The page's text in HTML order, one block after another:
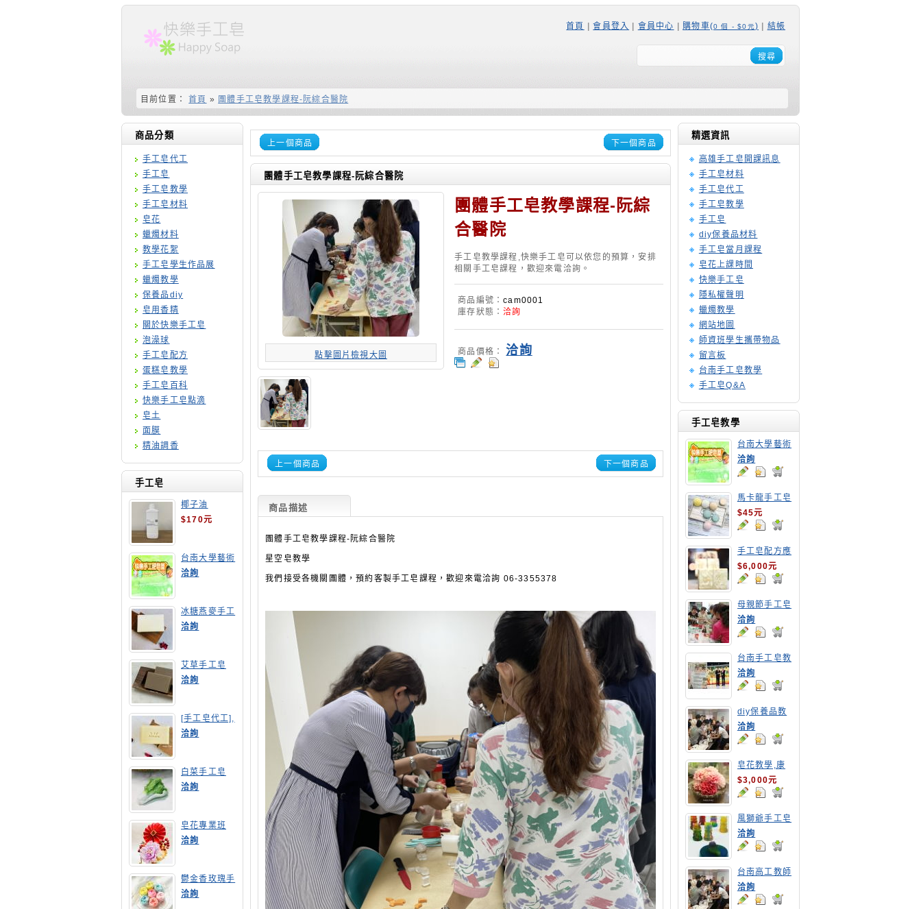
首頁 會員登入 會員中心 購物車(0 個 - $0元) 結帳
搜尋
目前位置： 首頁 » 團體手工皂教學課程-阮綜合醫院
商品分類
手工皂代工
手工皂
手工皂教學
手工皂材料
皂花
蠟燭材料
教學花絮
手工皂學生作品展
蠟燭教學
保養品diy
皂用香精
關於快樂手工皂
泡澡球
手工皂配方
蛋糕皂教學
手工皂百科
快樂手工皂點滴
皂土
面膜
精油調香
手工皂
椰子油
$170元
台南大學藝術
手工皂師資培
訓班
洽詢
冰糖燕麥手工
皂
洽詢
艾草手工皂
洽詢
[手工皂代工],
膠原蛋白手工
皂
洽詢
白菜手工皂
洽詢
皂花專業班
洽詢
鬱金香玫瑰手
工皂(長高型)
洽詢
精選資訊
高雄手工皂開課訊息
手工皂材料
手工皂代工
手工皂教學
手工皂
diy保養品材料
手工皂當月課程
皂花上課時間
快樂手工皂
隱私權聲明
蠟燭教學
網站地圖
師資班學生攜帶物品
留言板
台南手工皂教學
手工皂Q&A
手工皂教學
台南大學藝術
手工皂師資培
訓班
洽詢
馬卡龍手工皂
$45元
手工皂配方應
用班
$6,000元
母親節手工皂
教學
洽詢
台南手工皂教
學,高雄手工
皂教學
洽詢
diy保養品教
學-台南高工
教職員DIY乳
液教學
洽詢
皂花教學,康
乃馨
$3,000元
風獅爺手工皂
洽詢
台南高工教師
保養品研習營
洽詢
上一個商品 下一個商品
團體手工皂教學課程-阮綜合醫院
點擊圖片檢視大圖
團體手工皂教學課程-阮綜
合醫院
手工皂教學課程,快樂手工皂可以依您的預算，安排
相關手工皂課程，歡迎來電洽詢。
商品編號：cam0001
庫存狀態：洽詢
商品價格： 洽詢
上一個商品 下一個商品
商品描述
團體手工皂教學課程-阮綜合醫院
星空皂教學
我們接受各機關團體，預約客製手工皂課程，歡迎來電洽詢 06-3355378